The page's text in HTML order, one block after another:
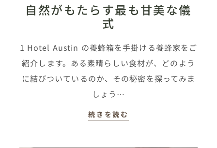
自然がもたらす最も甘美な儀
式
1 Hotel Austin の養蜂箱を手掛ける養蜂家をご
紹介します。ある素晴らしい食材が、どのよう
に結びついているのか、その秘密を探ってみま
しょう…
続きを読む